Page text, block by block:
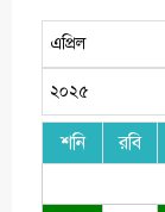
শনি রবি